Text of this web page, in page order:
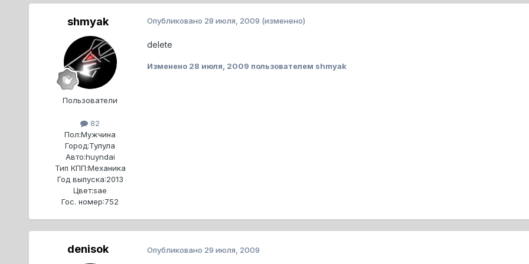
shmyak
Пользователи
82
Пол:Мужчина
Город:Тулула
Авто:huyndai
Тип КПП:Механика
Год выпуска:2013
Цвет:sae
Гос. номер:752
Опубликовано 28 июля, 2009 (изменено)
delete
Изменено 28 июля, 2009 пользователем shmyak
denisok Опубликовано 29 июля, 2009